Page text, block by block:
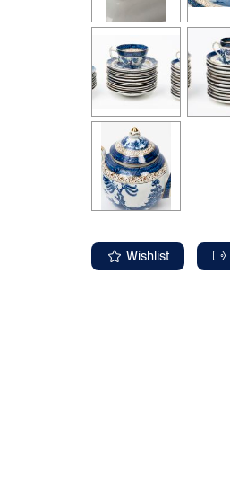
Wishlist